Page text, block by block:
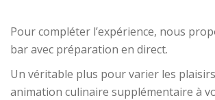
Pour compléter l’expérience, nous
bar avec préparation en direct.
Un véritable plus pour varier les
animation culinaire supplémentaire à